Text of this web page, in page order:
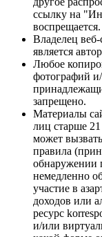
ссылку на
воспрещается.
Владелец
является
Любое
фотографий
запрещено.
Материалы
лиц старше
может
правила
обнаружении
немедленно
участие в
доходов или
ресурс
и/или